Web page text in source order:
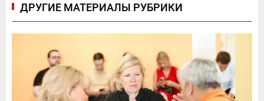
ДРУГИЕ МАТЕРИАЛЫ РУБРИКИ